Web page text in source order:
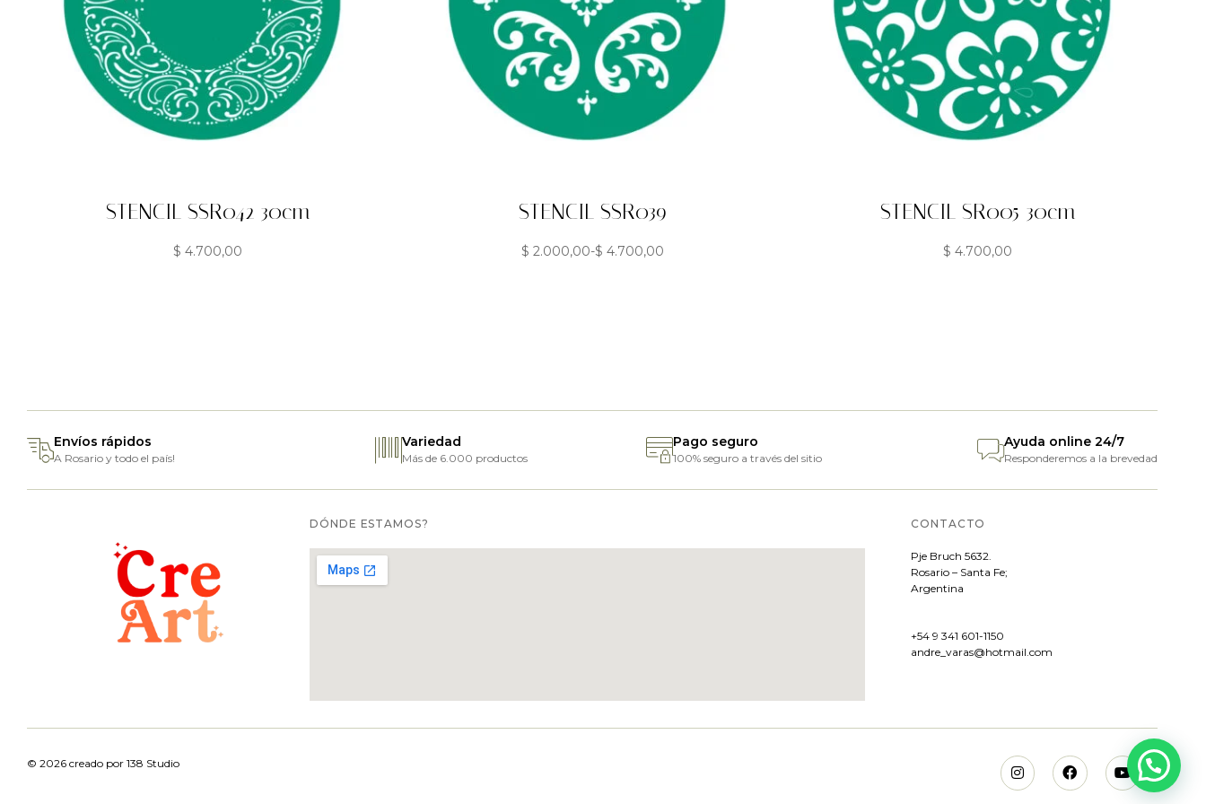
STENCIL SSR042 30cm
$ 4.700,00
STENCIL SSR039
$ 2.000,00-$ 4.700,00
STENCIL SR005 30cm
$ 4.700,00
Envíos rápidos
A Rosario y todo el país!
Variedad
Más de 6.000 productos
Pago seguro
100% seguro a través del sitio
Ayuda online 24/7
Responderemos a la brevedad
DÓNDE ESTAMOS? CONTACTO
Pje Bruch 5632.
Rosario – Santa Fe;
Argentina
+54 9 341 601-1150
andre_varas@hotmail.com
© 2026 creado por 138 Studio